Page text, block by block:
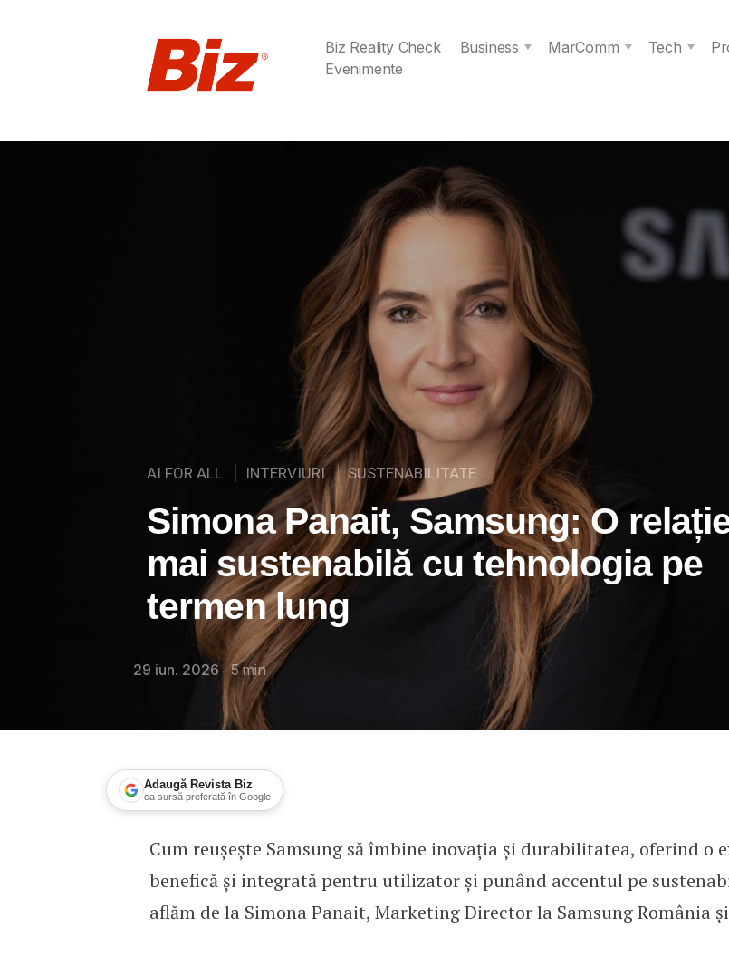
Biz Reality Check Business MarComm Tech
Evenimente
AI FOR ALL INTERVIURI SUSTENABILITATE
Simona Panait, Samsung: O
mai sustenabilă cu tehnologia pe
termen lung
29 iun. 2026 5min
Adaugă Revista Biz
ca sursă preferată în Google
Simona Panait, Samsung: O relație mai
Cum reușește Samsung să îmbine inovația și durabilitatea, oferind o
benefică și integrată pentru utilizator și punând accentul pe
aflăm de la Simona Panait, Marketing Director la Samsung România